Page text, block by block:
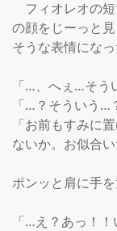
フィオレオの
の顔をじーっと
そうな表情になっ
「…、へぇ…そう
「…？そういう…
「お前もすみに
ないか。お似合い
ポンッと肩に手を
「…え？あっ！